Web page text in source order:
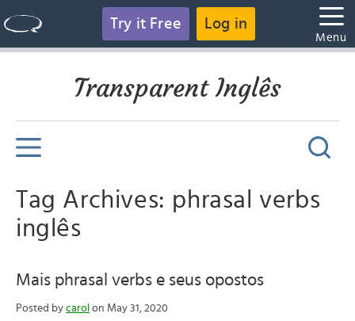
Try it Free Log in
Menu
Transparent Inglês
Tag Archives: phrasal verbs
inglês
Mais phrasal verbs e seus opostos
Posted by carol on May 31, 2020